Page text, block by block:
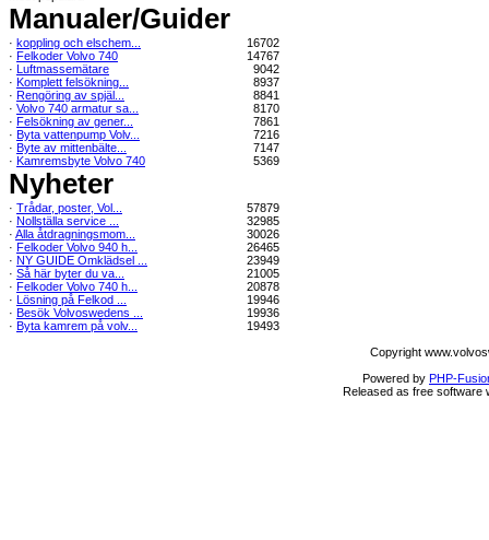
Manualer/Guider
· koppling och elschem...
16702
· Felkoder Volvo 740
14767
· Luftmassemätare
9042
· Komplett felsökning...
8937
· Rengöring av spjäl...
8841
· Volvo 740 armatur sa...
8170
· Felsökning av gener...
7861
· Byta vattenpump Volv...
7216
· Byte av mittenbälte...
7147
· Kamremsbyte Volvo 740 5369
Nyheter
· Trådar, poster, Vol...
57879
· Nollställa service ...
32985
· Alla åtdragningsmom...
30026
· Felkoder Volvo 940 h...
26465
· NY GUIDE Omklädsel ...
23949
· Så här byter du va...
21005
· Felkoder Volvo 740 h...
20878
· Lösning på Felkod ...
19946
· Besök Volvoswedens ...
19936
· Byta kamrem på volv...
19493
Copyright
Powered by PHP-
Released as free software